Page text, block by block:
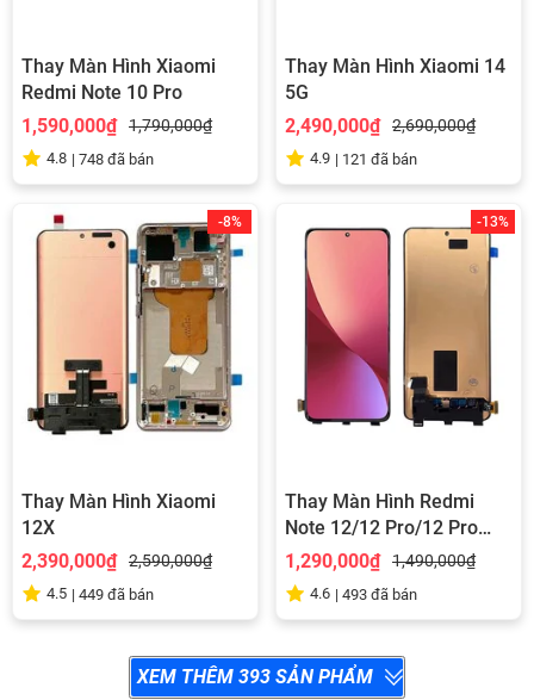
Thay Màn Hình Xiaomi
Redmi Note 10 Pro
1,590,000₫
1,790,000₫
4.8 | 748 đã bán
Thay Màn Hình Xiaomi 14
5G
2,490,000₫
2,690,000₫
4.9 | 121 đã bán
-8%
Thay Màn Hình Xiaomi
12X
2,390,000₫
2,590,000₫
4.5 | 449 đã bán
-13%
Thay Màn Hình Redmi
Note 12/12 Pro/12 Pro
Plus/12 5G
1,290,000₫ 1,490,000₫
4.6 | 493 đã bán
XEM THÊM 393 SẢN PHẨM